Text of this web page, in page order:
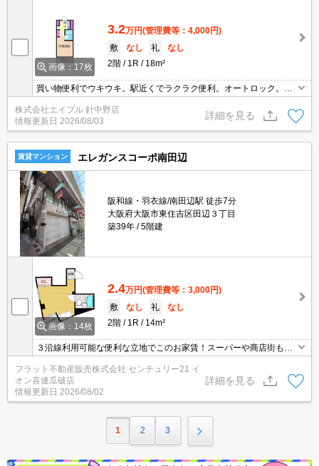
画像：17枚
3.2万円(管理費等：4,000円)
敷
なし 礼
なし
2階
1R 18m²
買い物便利でウキウキ。駅近くでラクラク便利。オートロック。シ
株式会社エイブル 針中野店
情報更新日 2026/08/03
詳細を見る
賃貸マンション エレガンスコーポ南田辺
阪和線・羽衣線/南田辺駅 徒歩7分
大阪府大阪市東住吉区田辺３丁目
築39年
5階建
画像：14枚
2.4万円(管理費等：3,000円)
敷
なし 礼
なし
2階
1R 14m²
３沿線利用可能な便利な立地でこのお家賃！スーパーや商店街もす
フラット不動産販売株式会社 センチュリー21 イ
オン喜連瓜破店
情報更新日 2026/08/02
詳細を見る
1 2 3